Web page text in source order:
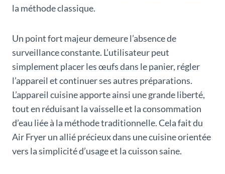
la méthode classique.
Un point fort majeur demeure l’absence de
surveillance constante. L’utilisateur peut
simplement placer les œufs dans le panier, régler
l’appareil et continuer ses autres préparations.
L’appareil cuisine apporte ainsi une grande liberté,
tout en réduisant la vaisselle et la consommation
d’eau liée à la méthode traditionnelle. Cela fait du
Air Fryer un allié précieux dans une cuisine orientée
vers la simplicité d’usage et la cuisson saine.